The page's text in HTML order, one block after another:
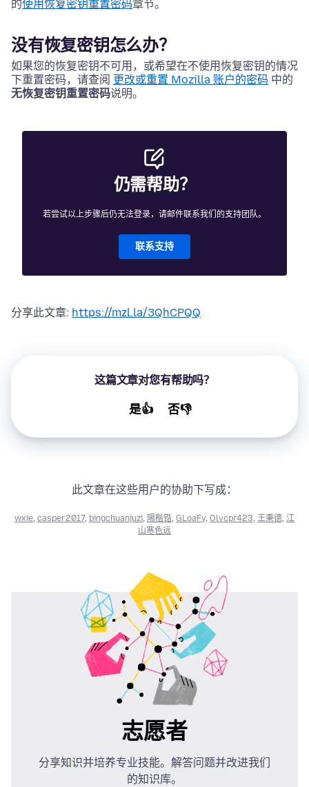
的使用恢复密钥重置密码章节。
没有恢复密钥怎么办？
如果您的恢复密钥不可用，或希望在不使用恢复密钥的情况
下重置密码，请查阅 更改或重置 Mozilla 账户的密码 中的
无恢复密钥重置密码说明。
仍需帮助？
若尝试以上步骤后仍无法登录，请邮件联系我们的支持团队。
联系支持
分享此文章: https://mzl.la/3QhCPQQ
这篇文章对您有帮助吗？
是👍 否👎
此文章在这些用户的协助下写成：
wxie, casper2017, bingchuanjuzi, 陽楷锴, GLoaFy, Olvcpr423, 王秉德, 江
山寒色远
志愿者
分享知识并培养专业技能。解答问题并改进我们
的知识库。